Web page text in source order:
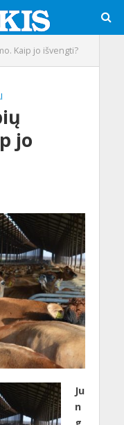
Kaip jo išvengti?
jo
Ju
n